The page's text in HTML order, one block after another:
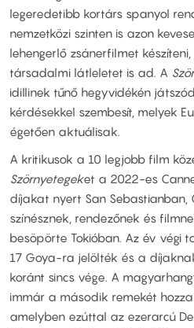
legeredetibb kortárs spanyol
nemzetközi szinten is azon
lehengerlő zsánerfilmet
társadalmi látleletet is ad. A
idillinek tűnő hegyvidékén
kérdésekkel szembesít, melyek
égetően aktuálisak.
A kritikusok a 10 legjobb film
Szörnyetegeket a 2022-es
díjakat nyert San Sebastianban,
színésznek, rendezőnek és
besöpörte Tokióban. Az év végi
17 Goya-ra jelölték és a
koránt sincs vége. A
immár a második remekét
amelyben ezúttal az ezerarcú